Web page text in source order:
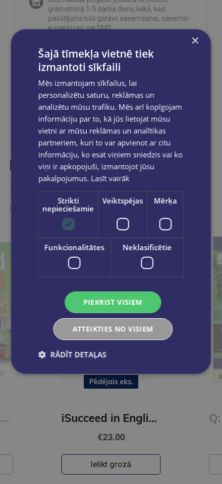
grāmatnīcā 1-5 darba dienu laikā, kad
pasūtījums būs gatavs saņemšanai, saņemsi
e-pastu un/ vai SMS.
Dalies sociālajos tīklos:
Līdzīgas preces
Ieskaties, varbūt noder
iSucceed in English 3 SBk + Online Practice + eBook
Pēdējais eks.
iSucceed in English 2 SBk + Online Practice + eBook
€23.00
Ielikt grozā
×
Šajā tīmekļa vietnē tiek
izmantoti sīkfaili
Mēs izmantojam sīkfailus, lai
personalizētu saturu, reklāmas un
analizētu mūsu trafiku. Mēs arī kopīgojam
informāciju par to, kā jūs lietojat mūsu
vietni ar mūsu reklāmas un analītikas
partneriem, kuri to var apvienot ar citu
informāciju, ko esat viņiem sniedzis vai ko
viņi ir apkopojuši, izmantojot jūsu
pakalpojumus. Lasīt vairāk
Strikti
nepieciešamie
Veiktspējas Mērķa
Funkcionalitātes Neklasificētie
PIEKRIST VISIEM
ATTEIKTIES NO VISIEM
RĀDĪT DETAĻAS